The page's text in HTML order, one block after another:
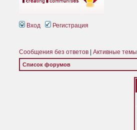
Вход Регистрация
Сообщения без ответов Активные темы
Список форумов